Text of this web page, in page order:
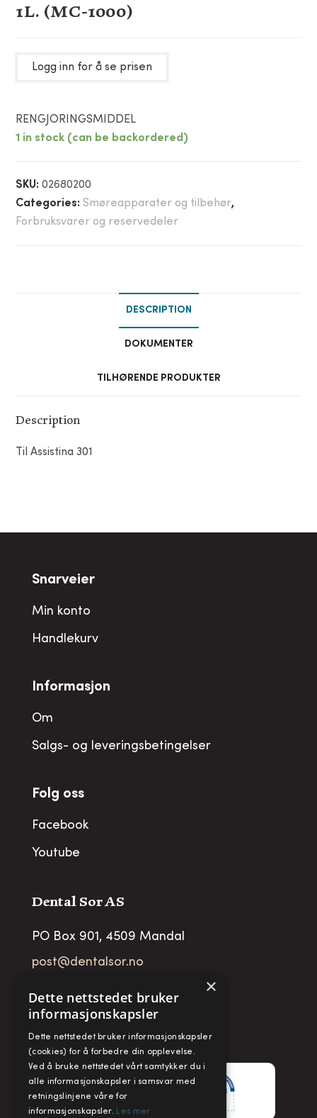
1L. (MC-1000)
Logg inn for å se prisen
RENGJORINGSMIDDEL
1 in stock (can be backordered)
SKU:02680200
Categories: Smøreapparater og tilbehør,
Forbruksvarer og reservedeler
DESCRIPTION
DOKUMENTER
TILHØRENDE PRODUKTER
Description
Til Assistina 301
Snarveier
Min konto
Handlekurv
Informasjon
Om
Salgs- og leveringsbetingelser
Folg oss
Facebook
Youtube
Dental Sor AS
PO Box 901, 4509 Mandal
post@dentalsor.no
Telefon: +47 38 27 88 88
Fax: + 47 38 27 88 89
×
Dette nettstedet bruker
informasjonskapsler
Dette nettstedet bruker informasjonskapsler
(cookies) for å forbedre din opplevelse.
Ved å bruke nettstedet vårt samtykker du i
alle informasjonskapsler i samsvar med
retningslinjene våre for
informasjonskapsler. Les mer